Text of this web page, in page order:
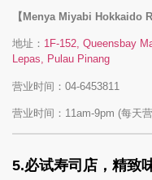
【Menya Miyabi Hokkaido
地址： 1F-152, Queensbay
Lepas, Pulau Pinang
营业时间：04-6453811
营业时间：11am-9pm (每天
5.必试寿司店，精致